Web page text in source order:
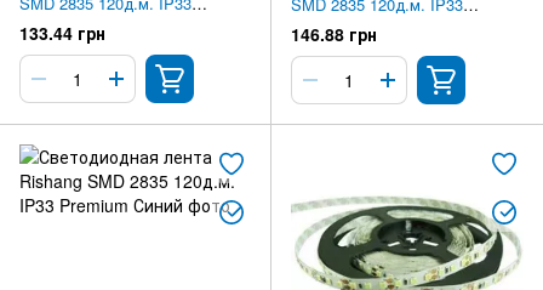
Premium Нейтрально-белая
133.44 грн
Premium Желтый
146.88 грн